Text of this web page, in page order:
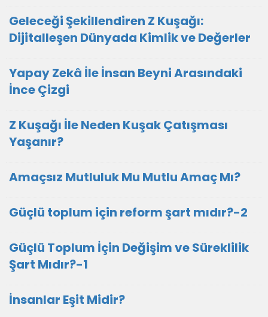
Geleceği Şekillendiren Z Kuşağı:
Dijitalleşen Dünyada Kimlik ve Değerler
Yapay Zekâ İle İnsan Beyni Arasındaki
İnce Çizgi
Z Kuşağı İle Neden Kuşak Çatışması
Yaşanır?
Amaçsız Mutluluk Mu Mutlu Amaç Mı?
Güçlü toplum için reform şart mıdır?-2
Güçlü Toplum İçin Değişim ve Süreklilik
Şart Mıdır?-1
İnsanlar Eşit Midir?